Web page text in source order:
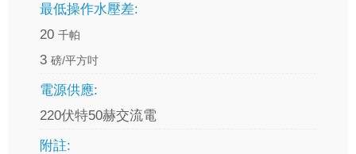
最低操作水壓差:
20 千帕
3 磅/平方吋
電源供應:
220伏特50赫交流電
附註: